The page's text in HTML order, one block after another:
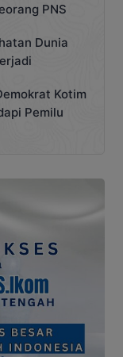
PNS
Dunia
Kotim
Pemilu